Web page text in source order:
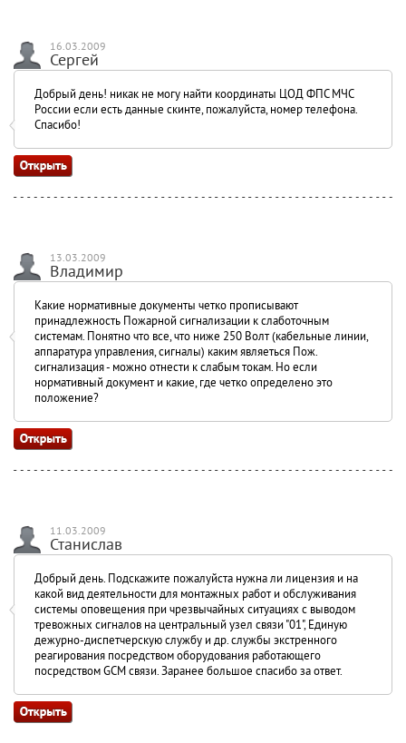
16.03.2009
Сергей
Добрый день! никак не могу найти координаты ЦОД ФПС МЧС
России если есть данные скинте, пожалуйста, номер телефона.
Спасибо!
13.03.2009
Владимир
Какие нормативные документы четко прописывают
принадлежность Пожарной сигнализации к слаботочным
системам. Понятно что все, что ниже 250 Волт (кабельные линии,
аппаратура управления, сигналы) каким являеться Пож.
сигнализация - можно отнести к слабым токам. Но если
нормативный документ и какие, где четко определено это
положение?
11.03.2009
Станислав
Добрый день. Подскажите пожалуйста нужна ли лицензия и на
какой вид деятельности для монтажных работ и обслуживания
системы оповещения при чрезвычайных ситуациях с выводом
тревожных сигналов на центральный узел связи "01", Единую
дежурно-диспетчерскую службу и др. службы экстренного
реагирования посредством оборудования работающего
посредством GCM связи. Заранее большое спасибо за ответ.